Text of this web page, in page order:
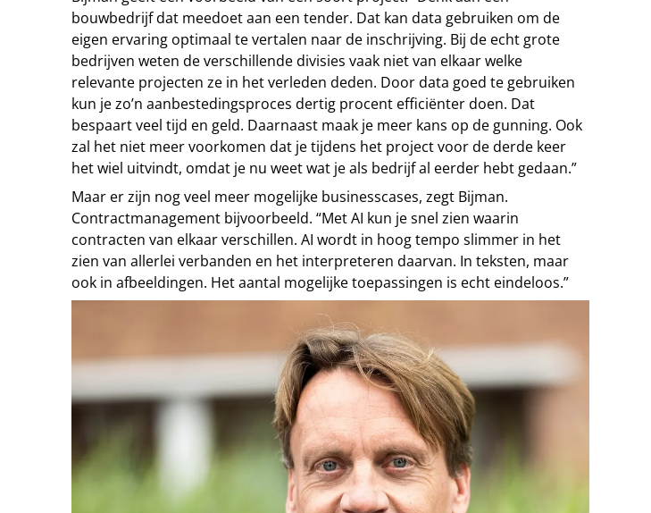
bouwbedrijf dat meedoet aan een tender. Dat kan data gebruiken om de
eigen ervaring optimaal te vertalen naar de inschrijving. Bij de echt grote
bedrijven weten de verschillende divisies vaak niet van elkaar welke
relevante projecten ze in het verleden deden. Door data goed te gebruiken
kun je zo’n aanbestedingsproces dertig procent efficiënter doen. Dat
bespaart veel tijd en geld. Daarnaast maak je meer kans op de gunning. Ook
zal het niet meer voorkomen dat je tijdens het project voor de derde keer
het wiel uitvindt, omdat je nu weet wat je als bedrijf al eerder hebt gedaan.”
Maar er zijn nog veel meer mogelijke businesscases, zegt Bijman.
Contractmanagement bijvoorbeeld. “Met AI kun je snel zien waarin
contracten van elkaar verschillen. AI wordt in hoog tempo slimmer in het
zien van allerlei verbanden en het interpreteren daarvan. In teksten, maar
ook in afbeeldingen. Het aantal mogelijke toepassingen is echt eindeloos.”